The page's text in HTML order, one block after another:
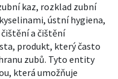
kaz, rozklad zubní
, ústní hygiena,
a čištění
, produkt, který často
zubů. Tyto entity
která umožňuje